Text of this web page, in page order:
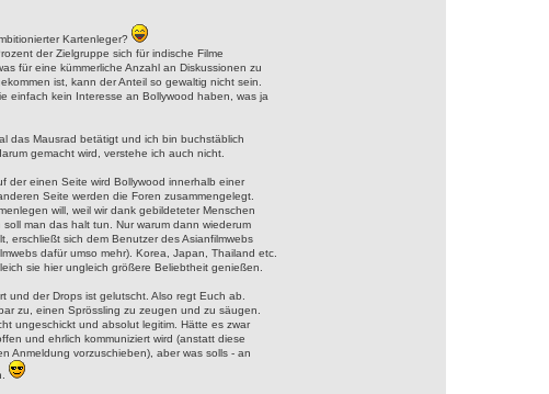
Kartenleger?
der Zielgruppe sich für indische Filme
für eine kümmerliche Anzahl an Diskussionen zu
ist, kann der Anteil so gewaltig nicht sein.
einfach kein Interesse an Bollywood haben, was ja
das Mausrad betätigt und ich bin buchstäblich
gemacht wird, verstehe ich auch nicht.
der einen Seite wird Bollywood innerhalb einer
Seite werden die Foren zusammengelegt.
will, weil wir dank gebildeteter Menschen
man das halt tun. Nur warum dann wiederum
erschließt sich dem Benutzer des Asianfilmwebs
dafür umso mehr). Korea, Japan, Thailand etc.
sie hier ungleich größere Beliebtheit genießen.
und der Drops ist gelutscht. Also regt Euch ab.
zu, einen Sprössling zu zeugen und zu säugen.
ungeschickt und absolut legitim. Hätte es zwar
und ehrlich kommuniziert wird (anstatt diese
Anmeldung vorzuschieben), aber was solls - an